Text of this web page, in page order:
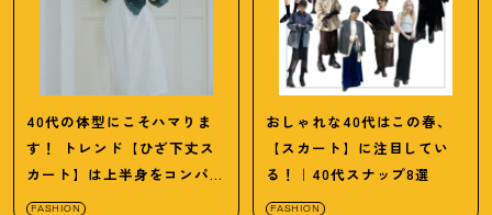
40代の体型にこそハマりま
す ！
トレンド【ひざ下丈ス
カート】は上半身をコンパク
トにするのがコツ
FASHION
おしゃれな40代はこの春、
【スカート】に注目してい
る ！ ｜40代スナップ8選
FASHION